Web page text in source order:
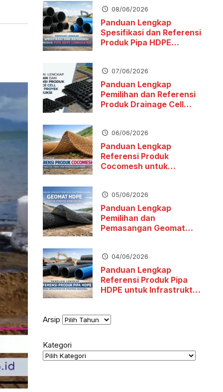
08/06/2026
Panduan Lengkap
Spesifikasi dan Referensi
Produk Pipa HDPE
07/06/2026
Panduan Lengkap
Pemilihan dan Referensi
Produk Drainage Cell
06/06/2026
Panduan Lengkap
Referensi Produk
Cocomesh untuk
05/06/2026
Panduan Lengkap
Pemilihan dan
Pemasangan Geomat
04/06/2026
Panduan Lengkap
Referensi Produk Pipa
HDPE untuk Infrastruktur
Arsip
Kategori